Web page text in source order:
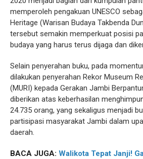
memperoleh pengakuan UNESCO
Heritage (Warisan Budaya Takbenda
tersebut semakin memperkuat posisi
budaya yang harus terus dijaga dan
Selain penyerahan buku, pada
dilakukan penyerahan Rekor Museum
(MURI) kepada Gerakan Jambi
diberikan atas keberhasilan
24.735 orang, yang sekaligus menjadi
partisipasi masyarakat Jambi dalam
daerah.
BACA JUGA: Walikota Tepat Janji!